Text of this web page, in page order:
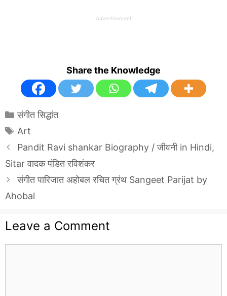
Advertisement
Share the Knowledge
Categories
संगीत सिद्धांत
Tags
Art
Pandit Ravi shankar Biography / जीवनी in Hindi,
Sitar वादक पंडित रविशंकर
संगीत पारिजात अहोबल रचित ग्रंथ Sangeet Parijat by
Ahobal
Leave a Comment